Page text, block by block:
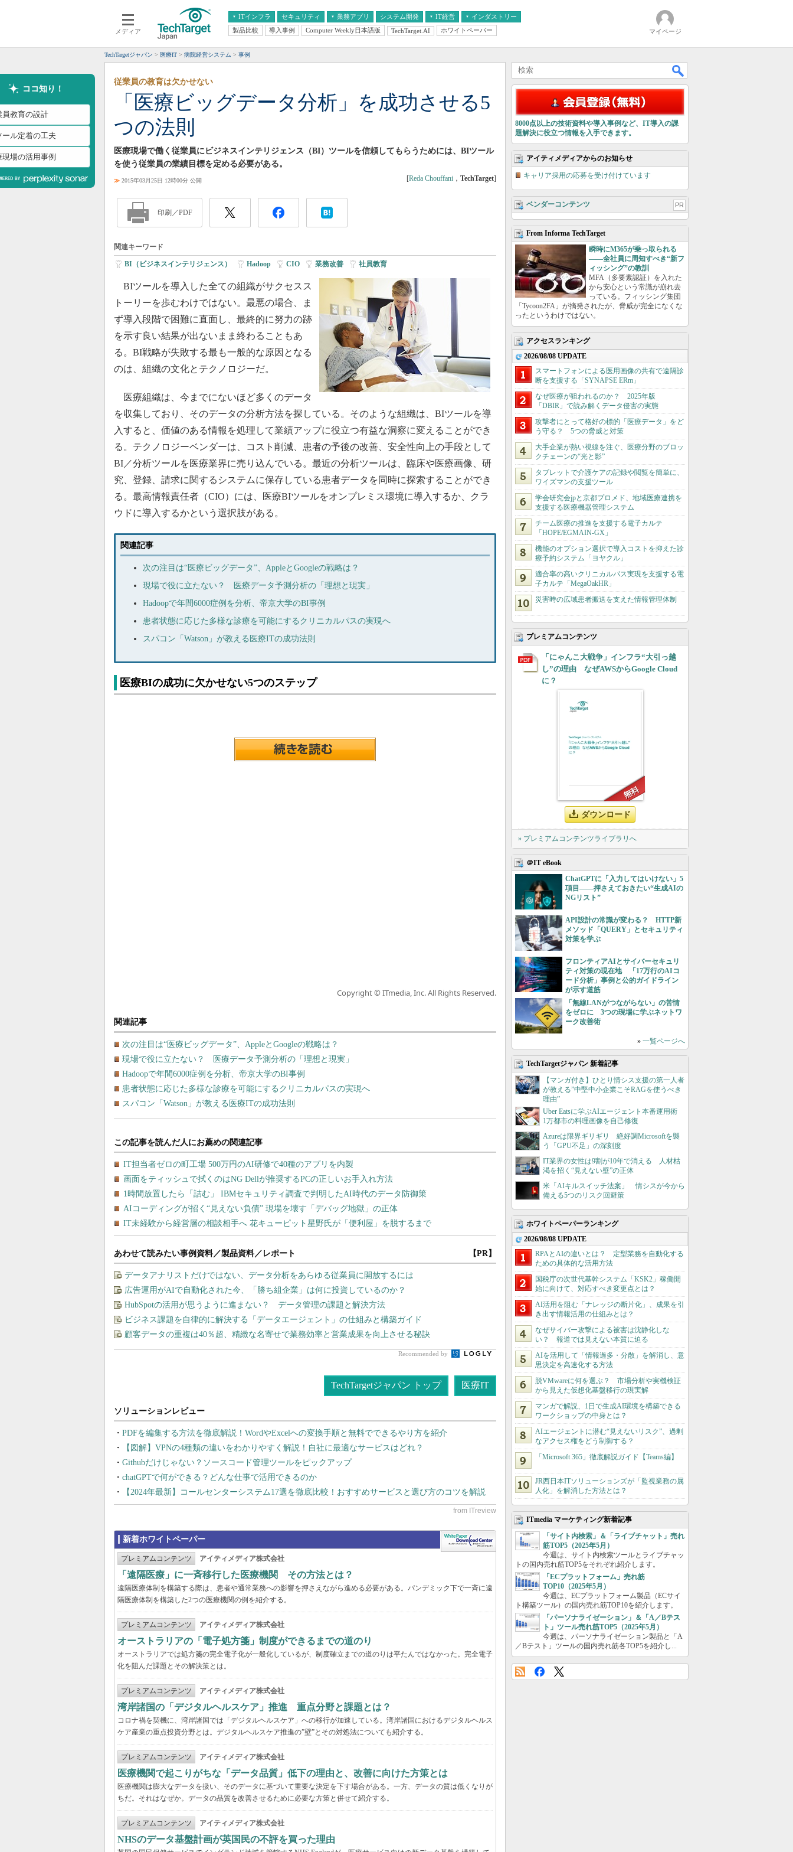
メディア
ITインフラ
クラウド
スマートモバイル
ネットワーク
システム運用管理
セキュリティ 業務アプリ
エンタープライズAI
ERP
情報系システム
システム開発 IT経営
経営とIT
インダストリー
医療IT
製品比較 導入事例 Computer Weekly日本語版 TechTarget.AI ホワイトペーパー マイページ
TechTargetジャパン 医療IT 病院経営システム 事例
ココ知り！
員教育の設計
ール定着の工夫
現場の活用事例
「医療ビッグデータ分析」を成功させる5
つの法則
従業員の教育は欠かせない
医療現場で働く従業員にビジネスインテリジェンス（BI）ツールを信頼してもらうためには、BIツール
を使う従業員の業績目標を定める必要がある。
≫ 2015年03月25日 12時00分 公開 [Reda Chouffani ， TechTarget]
印刷／PDF
関連キーワード
BI（ビジネスインテリジェンス） Hadoop CIO 業務改善 社員教育
BIツールを導入した全ての組織がサクセスス
トーリーを歩むわけではない。最悪の場合、ま
ず導入段階で困難に直面し、最終的に努力の跡
を示す良い結果が出ないまま終わることもあ
る。BI戦略が失敗する最も一般的な原因となる
のは、組織の文化とテクノロジーだ。
医療組織は、今までにないほど多くのデータ
を収集しており、そのデータの分析方法を探している。そのような組織は、BIツールを導
入すると、価値のある情報を処理して業績アップに役立つ有益な洞察に変えることができ
る。テクノロジーベンダーは、コスト削減、患者の予後の改善、安全性向上の手段として
BI／分析ツールを医療業界に売り込んでいる。最近の分析ツールは、臨床や医療画像、研
究、登録、請求に関するシステムに保存している患者データを同時に探索することができ
る。最高情報責任者（CIO）には、医療BIツールをオンプレミス環境に導入するか、クラ
ウドに導入するかという選択肢がある。
関連記事
次の注目は“医療ビッグデータ”、AppleとGoogleの戦略は？
現場で役に立たない？ 医療データ予測分析の「理想と現実」
Hadoopで年間6000症例を分析、帝京大学のBI事例
患者状態に応じた多様な診療を可能にするクリニカルパスの実現へ
スパコン「Watson」が教える医療ITの成功法則
医療BIの成功に欠かせない5つのステップ
Copyright © ITmedia, Inc. All Rights Reserved.
関連記事
次の注目は“医療ビッグデータ”、AppleとGoogleの戦略は？
現場で役に立たない？ 医療データ予測分析の「理想と現実」
Hadoopで年間6000症例を分析、帝京大学のBI事例
患者状態に応じた多様な診療を可能にするクリニカルパスの実現へ
スパコン「Watson」が教える医療ITの成功法則
あわせて読みたい事例資料／製品資料／レポート 【PR】
データアナリストだけではない、データ分析をあらゆる従業員に開放するには
広告運用がAIで自動化された今、「勝ち組企業」は何に投資しているのか？
HubSpotの活用が思うように進まない？ データ管理の課題と解決方法
ビジネス課題を自律的に解決する「データエージェント」の仕組みと構築ガイド
顧客データの重複は40％超、精緻な名寄せで業務効率と営業成果を向上させる秘訣
Recommended by
TechTargetジャパン トップ 医療IT
PDFを編集する方法を徹底解説！WordやExcelへの変換手順と無料でできるやり方を紹介
【図解】VPNの4種類の違いをわかりやすく解説！自社に最適なサービスはどれ？
Githubだけじゃない？ソースコード管理ツールをピックアップ
chatGPTで何ができる？どんな仕事で活用できるのか
【2024年最新】コールセンターシステム17選を徹底比較！おすすめサービスと選び方のコツを解説
新着ホワイトペーパー
プレミアムコンテンツ アイティメディア株式会社
「遠隔医療」に一斉移行した医療機関 その方法とは？
遠隔医療体制を構築する際は、患者や通常業務への影響を押さえながら進める必要がある。パンデミック下で一斉に遠
隔医療体制を構築した2つの医療機関の例を紹介する。
プレミアムコンテンツ アイティメディア株式会社
オーストラリアの「電子処方箋」制度ができるまでの道のり
オーストラリアでは処方箋の完全電子化が一般化しているが、制度確立までの道のりは平たんではなかった。完全電子
化を阻んだ課題とその解決策とは。
プレミアムコンテンツ アイティメディア株式会社
湾岸諸国の「デジタルヘルスケア」推進 重点分野と課題とは？
コロナ禍を契機に、湾岸諸国では「デジタルヘルスケア」への移行が加速している。湾岸諸国におけるデジタルヘルス
ケア産業の重点投資分野とは。デジタルヘルスケア推進の”壁”とその対処法についても紹介する。
プレミアムコンテンツ アイティメディア株式会社
医療機関で起こりがちな「データ品質」低下の理由と、改善に向けた方策とは
医療機関は膨大なデータを扱い、そのデータに基づいて重要な決定を下す場合がある。一方、データの質は低くなりが
ちだ。それはなぜか。データの品質を改善させるために必要な方策と併せて紹介する。
プレミアムコンテンツ アイティメディア株式会社
NHSのデータ基盤計画が英国民の不評を買った理由
8000点以上の技術資料や導入事例など、IT導入の課
題解決に役立つ情報を入手できます。
アイティメディアからのお知らせ
キャリア採用の応募を受け付けています
ベンダーコンテンツ PR
From Informa TechTarget
瞬時にM365が乗っ取られる
――全社員に周知すべき“新フ
ィッシング”の教訓
MFA（多要素認証）を入れた
から安心という常識が崩れ去
っている。フィッシング集団
「Tycoon2FA」が摘発されたが、脅威が完全になくな
ったというわけではない。
アクセスランキング
2026/08/08 UPDATE
スマートフォンによる医用画像の共有で遠隔診
断を支援する「SYNAPSE ERm」
なぜ医療が狙われるのか？ 2025年版
「DBIR」で読み解くデータ侵害の実態
攻撃者にとって格好の標的「医療データ」をど
う守る？ 5つの脅威と対策
大手企業が熱い視線を注ぐ、医療分野のブロッ
クチェーンの“光と影”
タブレットで介護ケアの記録や閲覧を簡単に、
ワイズマンの支援ツール
学会研究会jpと京都プロメド、地域医療連携を
支援する医療機器管理システム
チーム医療の推進を支援する電子カルテ
「HOPE/EGMAIN-GX」
機能のオプション選択で導入コストを抑えた診
療予約システム「ヨヤクル」
適合率の高いクリニカルパス実現を支援する電
子カルテ「MegaOakHR」
災害時の広域患者搬送を支えた情報管理体制
プレミアムコンテンツ
「にゃんこ大戦争」インフラ“大引っ越
し”の理由 なぜAWSからGoogle Cloud
に？
ダウンロード
» プレミアムコンテンツライブラリへ
＠IT eBook
ChatGPTに「入力してはいけない」5
項目――押さえておきたい“生成AIの
NGリスト”
API設計の常識が変わる？ HTTP新
メソッド「QUERY」とセキュリティ
対策を学ぶ
フロンティアAIとサイバーセキュリ
ティ対策の現在地 「17万行のAIコ
ード分析」事例と公的ガイドライン
が示す道筋
「無線LANがつながらない」の苦情
をゼロに 3つの現場に学ぶネットワ
ーク改善術
» 一覧ページへ
TechTargetジャパン 新着記事
【マンガ付き】ひとり情シス支援の第一人者
が教える”中堅中小企業こそRAGを使うべき
理由”
Uber Eatsに学ぶAIエージェント本番運用術
1万都市の料理画像を自己修復
Azureは限界ギリギリ 絶好調Microsoftを襲
う「GPU不足」の深刻度
IT業界の女性は9割が10年で消える 人材枯
渇を招く“見えない壁”の正体
米「AIキルスイッチ法案」 情シスが今から
備える5つのリスク回避策
ホワイトペーパーランキング
2026/08/08 UPDATE
RPAとAIの違いとは？ 定型業務を自動化する
ための具体的な活用方法
国税庁の次世代基幹システム「KSK2」稼働開
始に向けて、対応すべき変更点とは？
AI活用を阻む「ナレッジの断片化」、成果を引
き出す情報活用の仕組みとは？
なぜサイバー攻撃による被害は沈静化しな
い？ 報道では見えない本質に迫る
AIを活用して「情報過多・分散」を解消し、意
思決定を高速化する方法
脱VMwareに何を選ぶ？ 市場分析や実機検証
から見えた仮想化基盤移行の現実解
マンガで解説、1日で生成AI環境を構築できる
ワークショップの中身とは？
AIエージェントに潜む“見えないリスク”、過剰
なアクセス権をどう制御する？
「Microsoft 365」徹底解説ガイド【Teams編】
JR西日本ITソリューションズが「監視業務の属
人化」を解消した方法とは？
ITmedia マーケティング新着記事
「サイト内検索」＆「ライブチャット」売れ
筋TOP5（2025年5月）
今週は、サイト内検索ツールとライブチャッ
トの国内売れ筋TOP5をそれぞれ紹介します。
「ECプラットフォーム」売れ筋
TOP10（2025年5月）
今週は、ECプラットフォーム製品（ECサイ
ト構築ツール）の国内売れ筋TOP10を紹介します。
「パーソナライゼーション」＆「A／Bテス
ト」ツール売れ筋TOP5（2025年5月）
今週は、パーソナライゼーション製品と「A
／Bテスト」ツールの国内売れ筋各TOP5を紹介し...